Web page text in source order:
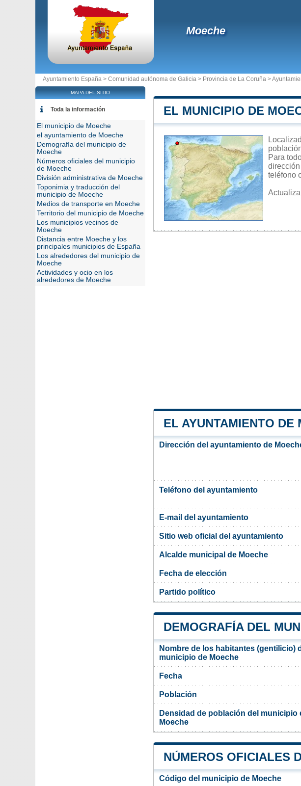
Moeche
Ayuntamiento España > Comunidad autónoma de Galicia > Provincia de La Coruña >
EL MUNICIPIO DE
Para
teléfono
EL AYUNTAMIENTO DE
Dirección del ayuntamiento de
Teléfono del ayuntamiento
E-mail del ayuntamiento
Sitio web oficial del ayuntamiento
Alcalde municipal de Moeche
Fecha de elección
Partido político
DEMOGRAFÍA DEL
Nombre de los habitantes (gentilicio)
municipio de Moeche
Fecha
Población
Densidad de población del municipio
Moeche
NÚMEROS OFICIALES
Código del municipio de Moeche
MAPA DEL SITIO
Toda la información
El municipio de Moeche
el ayuntamiento de Moeche
Demografía del municipio de
Moeche
Números oficiales del municipio
de Moeche
División administrativa de Moeche
Toponimia y traducción del
municipio de Moeche
Medios de transporte en Moeche
Territorio del municipio de Moeche
Los municipios vecinos de
Moeche
Distancia entre Moeche y los
principales municipios de España
Los alrededores del municipio de
Moeche
Actividades y ocio en los
alrededores de Moeche